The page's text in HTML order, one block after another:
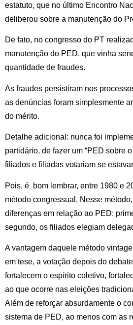
estatuto, que no último Encontro
deliberou sobre a manutenção do
De fato, no congresso do PT
manutenção do PED, que vinha
quantidade de fraudes.
As fraudes persistiram nos
as denúncias foram simplesmente
do mérito.
Detalhe adicional: nunca foi
partidário, de fazer um “PED sobre
filiados e filiadas votariam se
Pois, é bom lembrar, entre 1980 e
método congressual. Nesse
diferenças em relação ao PED:
segundo, os filiados elegiam
A vantagem daquele método
em tese, a votação depois do
fortalecem o espírito coletivo,
ao que ocorre nas eleições
Além de reforçar absurdamente o
sistema de PED, ao menos com as